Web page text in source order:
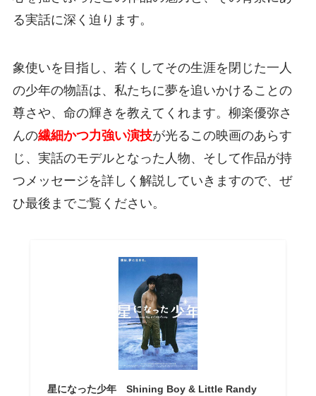
る実話に深く迫ります。
象使いを目指し、若くしてその生涯を閉じた一人
の少年の物語は、私たちに夢を追いかけることの
尊さや、命の輝きを教えてくれます。柳楽優弥さ
んの繊細かつ力強い演技が光るこの映画のあらす
じ、実話のモデルとなった人物、そして作品が持
つメッセージを詳しく解説していきますので、ぜ
ひ最後までご覧ください。
星になった少年 Shining Boy & Little Randy